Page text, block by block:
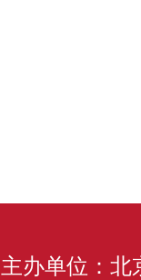
主办单位：北